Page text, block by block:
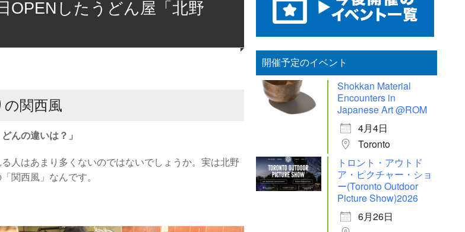
OPENしたうどん屋「北野
関西風
んの違いは？」
人はあまり多くないのではないでしょうか。実は北野
関西風」なんです。
開催予定のイベント
Shokkan Material
Encounters in
Japanese Art @ROM
4月4日
Toronto
トロント・アウトド
ア・ピクチャー・ショ
ー(Toronto Outdoor
Picture Show)2026
6月26日